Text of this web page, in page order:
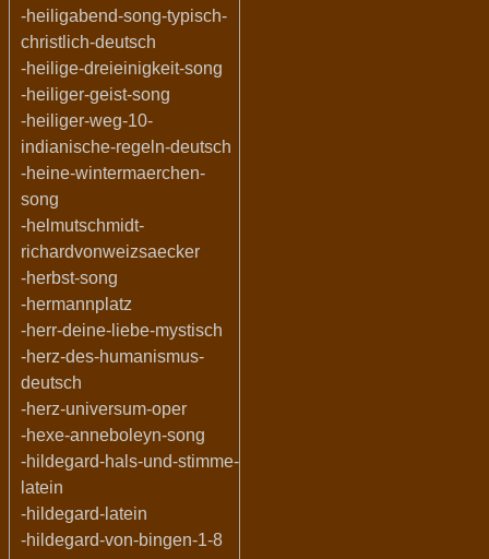
-heiligabend-song-typisch-
christlich-deutsch
-heilige-dreieinigkeit-song
-heiliger-geist-song
-heiliger-weg-10-
indianische-regeln-deutsch
-heine-wintermaerchen-
song
-helmutschmidt-
richardvonweizsaecker
-herbst-song
-hermannplatz
-herr-deine-liebe-mystisch
-herz-des-humanismus-
deutsch
-herz-universum-oper
-hexe-anneboleyn-song
-hildegard-hals-und-stimme-
latein
-hildegard-latein
-hildegard-von-bingen-1-8